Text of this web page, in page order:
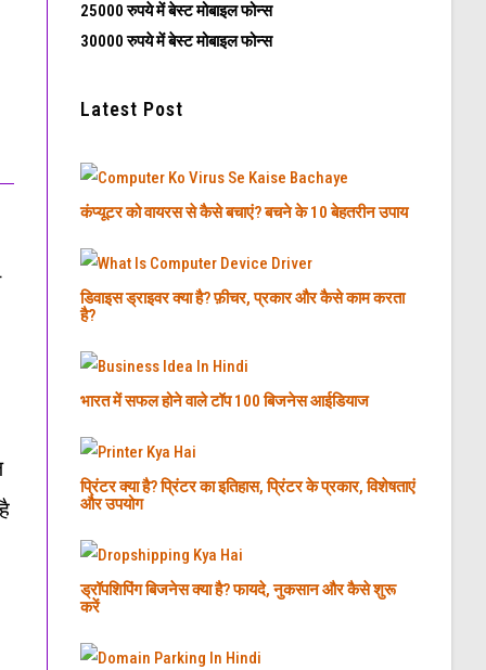
25000 रुपये में बेस्ट मोबाइल फोन्स
30000 रुपये में बेस्ट मोबाइल फोन्स
Latest Post
कंप्यूटर को वायरस से कैसे बचाएं? बचने के 10 बेहतरीन उपाय
डिवाइस ड्राइवर क्या है? फ़ीचर, प्रकार और कैसे काम करता
है?
भारत में सफल होने वाले टॉप 100 बिजनेस आईडियाज
प्रिंटर क्या है? प्रिंटर का इतिहास, प्रिंटर के प्रकार, विशेषताएं
और उपयोग
ड्रॉपशिपिंग बिजनेस क्या है? फायदे, नुकसान और कैसे शुरू
करें